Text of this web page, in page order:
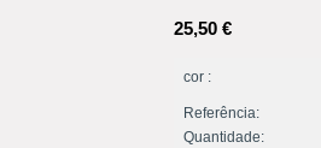
25,50 €
cor :
Referência:
Quantidade: